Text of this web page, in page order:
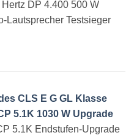
DP 4.400 500 W
Lautsprecher Testsieger
CLS E G GL Klasse
5.1K 1030 W Upgrade
5.1K Endstufen-Upgrade